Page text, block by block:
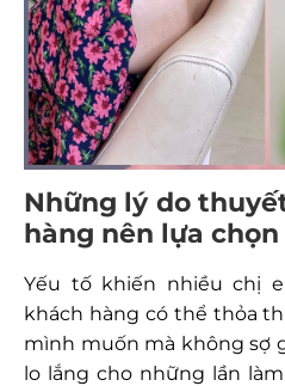
Những lý do
hàng nên lựa chọn
Yếu tố khiến nhiều chị
khách hàng có thể thỏa
mình muốn mà không sợ
lo lắng cho những lần